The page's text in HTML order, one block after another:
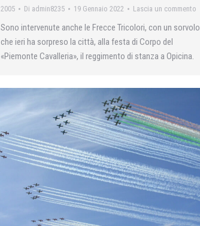
2005 Di admin8235 19 Gennaio 2022 Lascia un commento
Sono intervenute anche le Frecce Tricolori, con un sorvolo
che ieri ha sorpreso la città, alla festa di Corpo del
«Piemonte Cavalleria», il reggimento di stanza a Opicina.